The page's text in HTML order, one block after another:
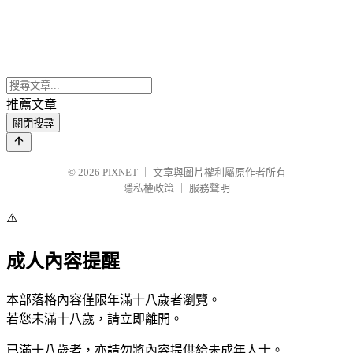
推薦文章
關閉搜尋
© 2026 PIXNET
文章與圖片權利屬原作者所有
隱私權政策
服務聲明
⚠️
成人內容提醒
本部落格內容僅限年滿十八歲者瀏覽。
若您未滿十八歲，請立即離開。
已滿十八歲者，亦請勿將內容提供給未成年人士。